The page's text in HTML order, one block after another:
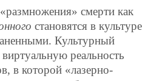
смерти как
становятся в культуре
Культурный
реальность
в которой «лазерно-